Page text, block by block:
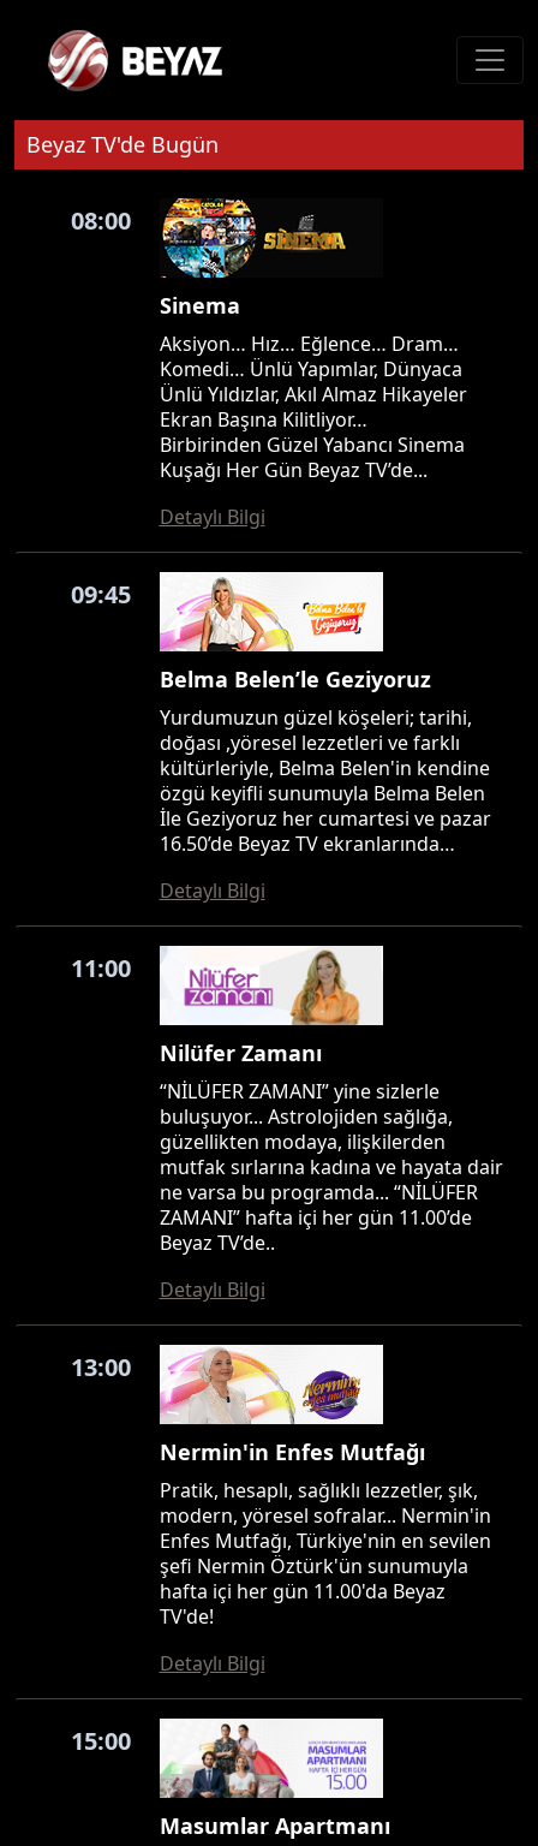
Beyaz TV'de Bugün
08:00
Sinema
Aksiyon… Hız… Eğlence… Dram…
Komedi… Ünlü Yapımlar, Dünyaca
Ünlü Yıldızlar, Akıl Almaz Hikayeler
Ekran Başına Kilitliyor…
Birbirinden Güzel Yabancı Sinema
Kuşağı Her Gün Beyaz TV’de...
Detaylı Bilgi
09:45
Belma Belen’le Geziyoruz
Yurdumuzun güzel köşeleri; tarihi,
doğası ,yöresel lezzetleri ve farklı
kültürleriyle, Belma Belen'in kendine
özgü keyifli sunumuyla Belma Belen
İle Geziyoruz her cumartesi ve pazar
16.50’de Beyaz TV ekranlarında…
Detaylı Bilgi
11:00
Nilüfer Zamanı
“NİLÜFER ZAMANI” yine sizlerle
buluşuyor... Astrolojiden sağlığa,
güzellikten modaya, ilişkilerden
mutfak sırlarına kadına ve hayata dair
ne varsa bu programda... “NİLÜFER
ZAMANI” hafta içi her gün 11.00’de
Beyaz TV’de..
Detaylı Bilgi
13:00
Nermin'in Enfes Mutfağı
Pratik, hesaplı, sağlıklı lezzetler, şık,
modern, yöresel sofralar... Nermin'in
Enfes Mutfağı, Türkiye'nin en sevilen
şefi Nermin Öztürk'ün sunumuyla
hafta içi her gün 11.00'da Beyaz
TV'de!
Detaylı Bilgi
15:00
Masumlar Apartmanı